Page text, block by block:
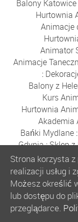
Balony Katowice
Hurtownia
Animacje
Animator
Animacje
:
Balony z
Kurs
Hurtownia
Akademia
Bańki Mydlane :
Gdynia:Sklep
Balony
Balony
Kurs
Kurs Animatora
Wyszukiwarka
Strona korzysta
realizacji usług i
Możesz określić
lub dostępu do
przeglądarce.